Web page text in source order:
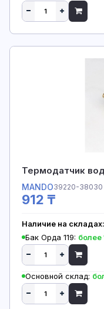
Термодатчик
MANDO39220-38030
912 ₸
Наличие на складах:
Бак Орда 119: более
Основной склад: